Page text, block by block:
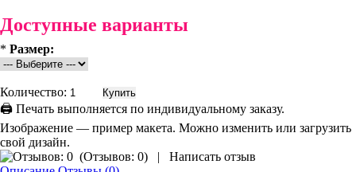
Доступные варианты
* Размер:
Количество:
🖨 Печать выполняется по индивидуальному заказу.
Изображение — пример макета. Можно изменить или загрузить
свой дизайн.
(Отзывов: 0) |
Написать отзыв